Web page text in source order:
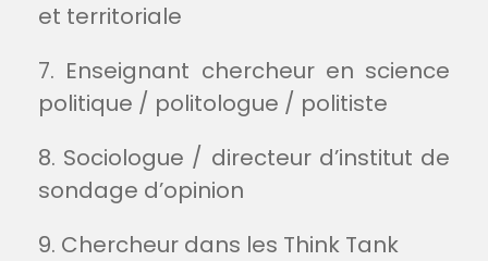
et territoriale
7. Enseignant chercheur en science
politique / politologue / politiste
8. Sociologue / directeur d’institut de
sondage d’opinion
9. Chercheur dans les Think Tank